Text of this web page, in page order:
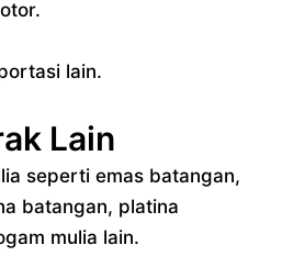
lain.
Lain
seperti emas batangan,
batangan, platina
mulia lain.